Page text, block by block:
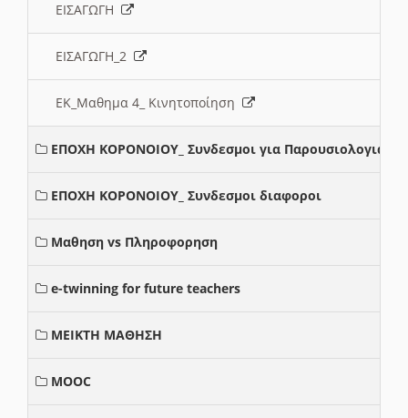
ΕΙΣΑΓΩΓΗ
ΕΙΣΑΓΩΓΗ_2
ΕΚ_Μαθημα 4_ Κινητοποίηση
ΕΠΟΧΗ ΚΟΡΟΝΟΙΟΥ_ Συνδεσμοι για Παρουσιολογια
ΕΠΟΧΗ ΚΟΡΟΝΟΙΟΥ_ Συνδεσμοι διαφοροι
Μαθηση vs Πληροφορηση
e-twinning for future teachers
ΜΕΙΚΤΗ ΜΑΘΗΣΗ
MOOC